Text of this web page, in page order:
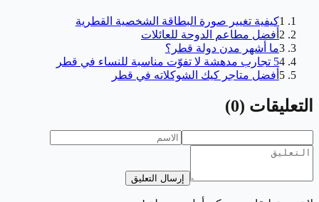
1كيفية تغيير صورة البطاقة الشخصية القطرية
2 أفضل مطاعم الدوحة للعائلات
3ما أشهر مدن دولة قطر؟
45 تجارب مدهشة لا تفوّت مناسبة للنساء في قطر
5 أفضل متاجر كيك الشوكلاته في قطر
التعليقات (
0
)
إرسال التعليق